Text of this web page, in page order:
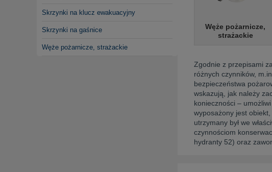
Skrzynki na klucz ewakuacyjny
Skrzynki na gaśnice
Węże pożarnicze, strażackie
Węże pożarnicze,
strażackie
Zgodnie z przepisami
różnych czynników,
bezpieczeństwa
wskazują, jak należy
konieczności –
wyposażony jest
utrzymany był we
czynnościom
hydranty 52) oraz